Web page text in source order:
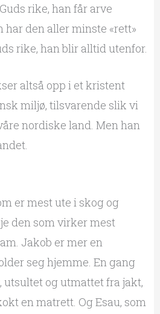
rike, han får arve
har den aller minste «rett»
rike, han blir alltid utenfor.
altså opp i et kristent
miljø, tilsvarende slik vi
nordiske land. Men han
er mest ute i skog og
den som virker mest
Jakob er mer en
seg hjemme. En gang
utsultet og utmattet fra jakt,
en matrett. Og Esau, som